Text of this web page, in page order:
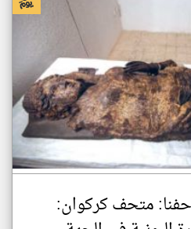
متحف كركوان: